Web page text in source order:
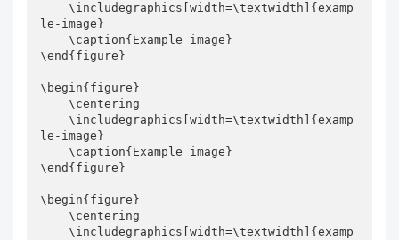
    \includegraphics[width=\textwidth]{examp
le-image}
    \caption{Example image}
\end{figure}
\begin{figure}
    \centering
    \includegraphics[width=\textwidth]{examp
le-image}
    \caption{Example image}
\end{figure}
\begin{figure}
    \centering
    \includegraphics[width=\textwidth]{examp